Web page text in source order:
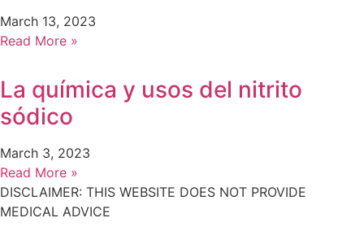
March 13, 2023
Read More »
La química y usos del nitrito
sódico
March 3, 2023
Read More »
DISCLAIMER: THIS WEBSITE DOES NOT PROVIDE
MEDICAL ADVICE